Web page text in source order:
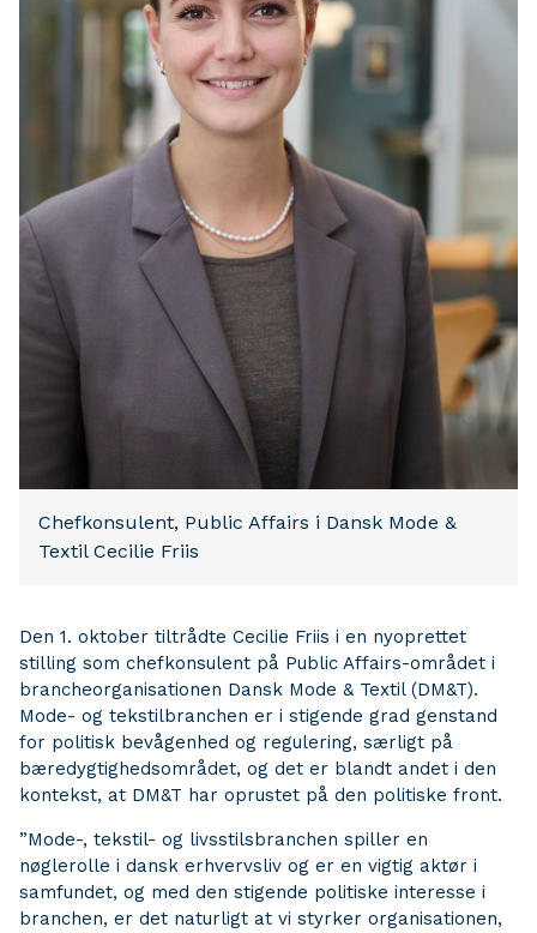
Chefkonsulent, Public Affairs i Dansk Mode &
Textil Cecilie Friis
Den 1. oktober tiltrådte Cecilie Friis i en nyoprettet
stilling som chefkonsulent på Public Affairs-området i
brancheorganisationen Dansk Mode & Textil (DM&T).
Mode- og tekstilbranchen er i stigende grad genstand
for politisk bevågenhed og regulering, særligt på
bæredygtighedsområdet, og det er blandt andet i den
kontekst, at DM&T har oprustet på den politiske front.
”Mode-, tekstil- og livsstilsbranchen spiller en
nøglerolle i dansk erhvervsliv og er en vigtig aktør i
samfundet, og med den stigende politiske interesse i
branchen, er det naturligt at vi styrker organisationen,